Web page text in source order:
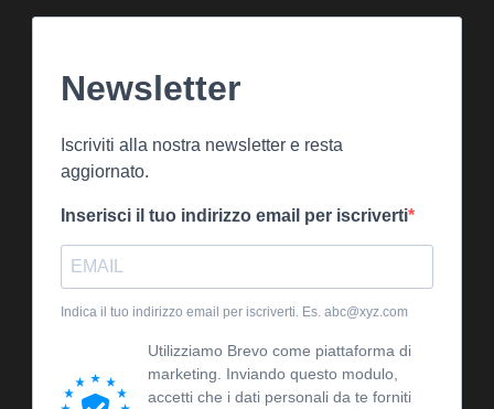
Newsletter
Iscriviti alla nostra newsletter e resta
aggiornato.
Inserisci il tuo indirizzo email per iscriverti
Indica il tuo indirizzo email per iscriverti. Es. abc@xyz.com
Utilizziamo Brevo come piattaforma di
marketing. Inviando questo modulo,
accetti che i dati personali da te forniti